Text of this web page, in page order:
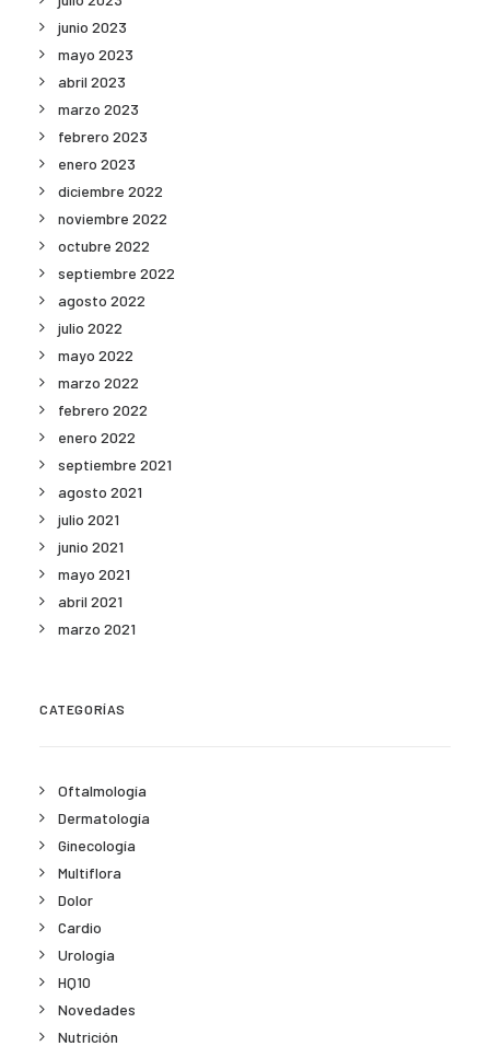
junio 2023
mayo 2023
abril 2023
marzo 2023
febrero 2023
enero 2023
diciembre 2022
noviembre 2022
octubre 2022
septiembre 2022
agosto 2022
julio 2022
mayo 2022
marzo 2022
febrero 2022
enero 2022
septiembre 2021
agosto 2021
julio 2021
junio 2021
mayo 2021
abril 2021
marzo 2021
CATEGORÍAS
Oftalmología
Dermatología
Ginecología
Multiflora
Dolor
Cardio
Urología
HQ10
Novedades
Nutrición